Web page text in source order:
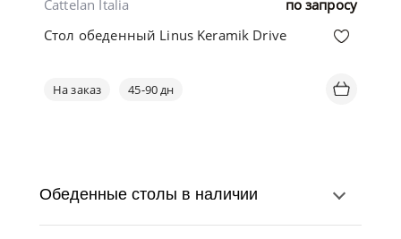
по запросу
Cattelan Italia
Стол обеденный Linus Keramik Drive
На заказ 45-90 дн
Обеденные столы в наличии